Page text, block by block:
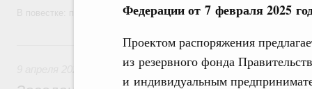
Федерации от 7 февраля 2025
Проектом распоряжения
из резервного фонда
и индивидуальным
В повестке: проекты федеральных законов.
9 апреля, четверг